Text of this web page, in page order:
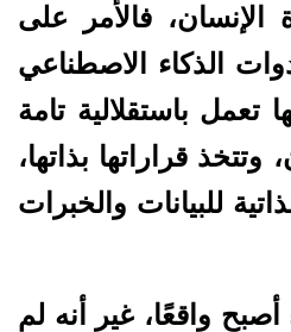
فالأمر على
الذكاء الاصطناعي
تعمل باستقلالية تامة
قراراتها بذاتها،
للبيانات والخبرات
واقعًا، غير أنه لم